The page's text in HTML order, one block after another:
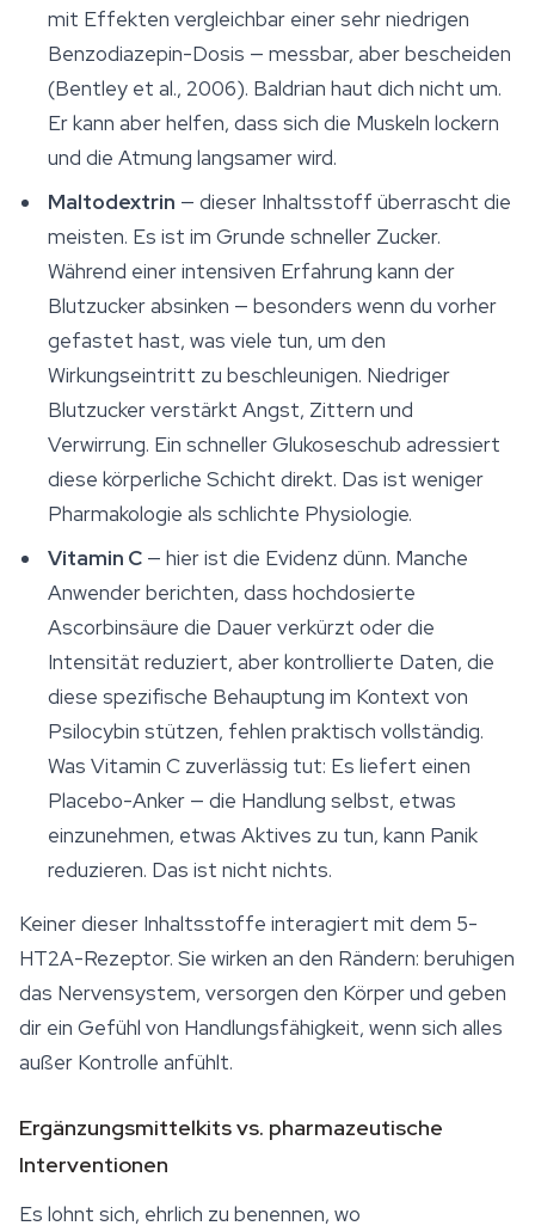
mit Effekten vergleichbar einer sehr niedrigen
Benzodiazepin-Dosis — messbar, aber bescheiden
(Bentley et al., 2006). Baldrian haut dich nicht um.
Er kann aber helfen, dass sich die Muskeln lockern
und die Atmung langsamer wird.
Maltodextrin — dieser Inhaltsstoff überrascht die
meisten. Es ist im Grunde schneller Zucker.
Während einer intensiven Erfahrung kann der
Blutzucker absinken — besonders wenn du vorher
gefastet hast, was viele tun, um den
Wirkungseintritt zu beschleunigen. Niedriger
Blutzucker verstärkt Angst, Zittern und
Verwirrung. Ein schneller Glukoseschub adressiert
diese körperliche Schicht direkt. Das ist weniger
Pharmakologie als schlichte Physiologie.
Vitamin C — hier ist die Evidenz dünn. Manche
Anwender berichten, dass hochdosierte
Ascorbinsäure die Dauer verkürzt oder die
Intensität reduziert, aber kontrollierte Daten, die
diese spezifische Behauptung im Kontext von
Psilocybin stützen, fehlen praktisch vollständig.
Was Vitamin C zuverlässig tut: Es liefert einen
Placebo-Anker — die Handlung selbst, etwas
einzunehmen, etwas Aktives zu tun, kann Panik
reduzieren. Das ist nicht nichts.
Keiner dieser Inhaltsstoffe interagiert mit dem 5-
HT2A-Rezeptor. Sie wirken an den Rändern: beruhigen
das Nervensystem, versorgen den Körper und geben
dir ein Gefühl von Handlungsfähigkeit, wenn sich alles
außer Kontrolle anfühlt.
Ergänzungsmittelkits vs. pharmazeutische
Interventionen
Es lohnt sich, ehrlich zu benennen, wo